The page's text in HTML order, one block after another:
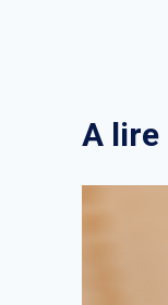
A lire